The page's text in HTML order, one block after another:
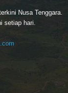
Nusa Tenggara.
setiap hari.